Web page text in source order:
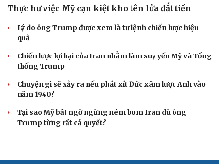
Thực hư việc Mỹ cạn kiệt kho tên lửa đắt tiền
Lý do ông Trump được xem là tư lệnh chiến lược hiệu
quả
Chiến lược lợi hại của Iran nhằm làm suy yếu Mỹ và Tổng
thống Trump
Chuyện gì sẽ xảy ra nếu phát xít Đức xâm lược Anh vào
năm 1940?
Tại sao Mỹ bất ngờ ngừng ném bom Iran dù ông
Trump từng rất cả quyết?